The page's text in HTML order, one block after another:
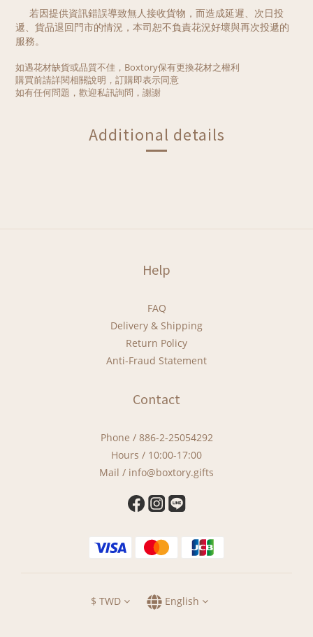
若因提供資訊錯誤導致無人接收貨物，而造成延遲、次日投
遞、貨品退回門市的情況，本司恕不負責花況好壞與再次投遞的
服務。
如遇花材缺貨或品質不佳，Boxtory保有更換花材之權利
購買前請詳閱相關說明，訂購即表示同意
如有任何問題，歡迎私訊詢問，謝謝
Additional details
Help
FAQ
Delivery & Shipping
Return Policy
Anti-Fraud Statement
Contact
Phone / 886-2-25054292
Hours / 10:00-17:00
Mail / info@boxtory.gifts
$ TWD English